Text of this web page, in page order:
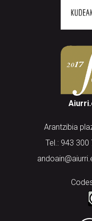
Arantzibia
Tel.: 943 300